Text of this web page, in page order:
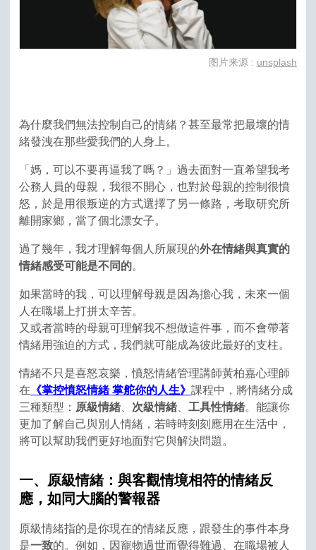
图片来源 : unsplash
為什麼我們無法控制自己的情緒？甚至最常把最壞的情
緒發洩在那些愛我們的人身上。
「媽，可以不要再逼我了嗎？」過去面對一直希望我考
公務人員的母親，我很不開心，也對於母親的控制很憤
怒，於是用很叛逆的方式選擇了另一條路，考取研究所
離開家鄉，當了個北漂女子。
過了幾年，我才理解每個人所展現的外在情緒與真實的
情緒感受可能是不同的。
如果當時的我，可以理解母親是因為擔心我，未來一個
人在職場上打拼太辛苦。
又或者當時的母親可理解我不想做這件事，而不會帶著
情緒用強迫的方式，我們就可能成為彼此最好的支柱。
情緒不只是喜怒哀樂，憤怒情緒管理講師黃柏嘉心理師
在 《掌控憤怒情緒 掌舵你的人生》課程中，將情緒分成
三種類型： 原級情緒 次級情緒 、工具性情緒。能讓你
更加了解自己與別人情緒，若時時刻刻應用在生活中，
將可以幫助我們更好地面對它與解決問題。
一、原級情緒：與客觀情境相符的情緒反
應，如同大腦的警報器
原級情緒指的是你現在的情緒反應，跟發生的事件本身
是一致的。例如，因寵物過世而覺得難過、在職場被人